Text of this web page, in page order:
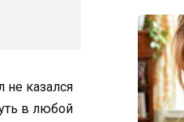
не казался
в любой